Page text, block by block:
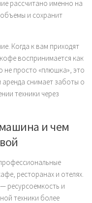
рассчитано именно на
и сохранит
Когда к вам приходят
воспринимается как
не просто «плюшка», это
снимает заботы о
техники через
и чем
ресторанах и отелях.
ресурсоемкость и
техники более